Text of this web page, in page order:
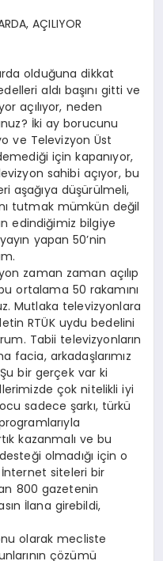
AÇILIYOR
olduğuna dikkat
aldı başını gitti ve
açılıyor, neden
İki ay borucunu
ve Televizyon Üst
için kapanıyor,
sahibi açıyor, bu
aşağıya düşürülmeli,
tutmak mümkün değil
edindiğimiz bilgiye
yapan 50’nin
zaman zaman açılıp
ortalama 50 rakamını
Mutlaka televizyonlara
RTÜK uydu bedelini
Tabii televizyonların
facia, arkadaşlarımız
bir gerçek var ki
çok nitelikli iyi
sadece şarkı, türkü
kazanmalı ve bu
olmadığı için o
İnternet siteleri bir
800 gazetenin
İlana girebildi,
olarak mecliste
çözümü